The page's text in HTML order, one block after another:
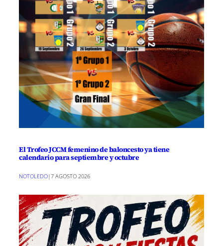
El Trofeo JCCM femenino de baloncesto ya tiene
calendario para septiembre y octubre
NOTOLEDO|7 AGOSTO 2026